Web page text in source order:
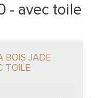
- avec toile
BOIS JADE
TOILE